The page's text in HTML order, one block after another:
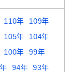
110年
109年
105年
104年
100年
99年
94年
93年